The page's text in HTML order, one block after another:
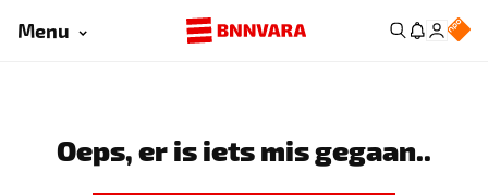
Menu
Oeps, er is iets mis gegaan..